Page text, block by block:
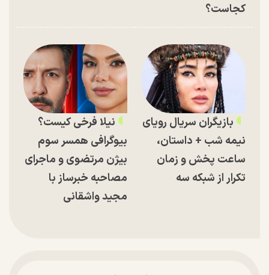
کجاست؟
بازیگران سریال رویای
نیمه شب + داستان،
ساعت پخش و زمان
تکرار از شبکه سه
نیلا فرخی کیست؟
بیوگرافی همسر سوم
بیژن مرتضوی و ماجرای
مصاحبه خبرساز با
مجید واشقانی